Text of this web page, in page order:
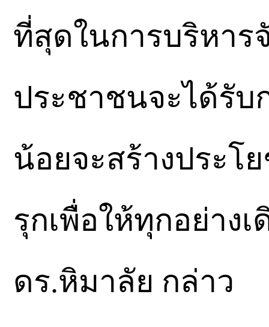
ที่สุดในการบริหาร
ประชาชนจะได้รับ
น้อยจะสร้างประโ
รุกเพื่อให้ทุกอย่าง
ดร.หิมาลัย กล่าว